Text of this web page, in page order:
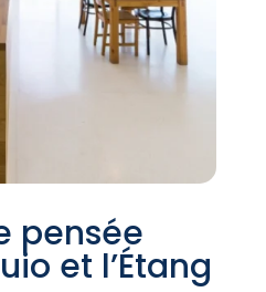
pensée
et l’Étang